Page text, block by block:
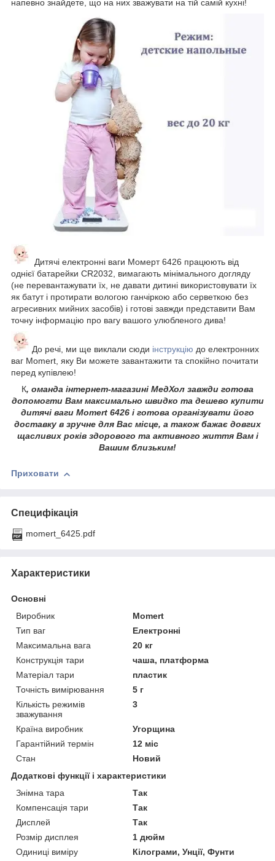
напевно знайдете, що на них зважувати на тій самій кухні!
Дитячі електронні ваги Момерт 6426 працюють від
однієї батарейки CR2032, вимагають мінімального догляду
(не перевантажувати їх, не давати дитині використовувати їх
як батут і протирати вологою ганчіркою або серветкою без
агресивних мийних засобів) і готові завжди представити Вам
точну інформацію про вагу вашого улюбленого дива!
До речі, ми ще виклали сюди інструкцію до електронних
ваг Momert, яку Ви можете завантажити та спокійно почитати
перед купівлею!
К, оманда інтернет-магазині МедХол завжди готова
допомогти Вам максимально швидко та дешево купити
дитячі ваги Momert 6426 і готова організувати його
доставку в зручне для Вас місце, а також бажає довгих
щасливих років здорового та активного життя Вам і
Вашим близьким!
Приховати
Специфікація
momert_6425.pdf
Характеристики
Основні
Виробник
Momert
Тип ваг
Електронні
Максимальна вага
20 кг
Конструкція тари
чаша, платформа
Матеріал тари
пластик
Точність вимірювання
5 г
Кількість режимів
зважування
3
Країна виробник
Угорщина
Гарантійний термін
12 міс
Стан
Новий
Додаткові функції і характеристики
Знімна тара
Так
Компенсація тари
Так
Дисплей
Так
Розмір дисплея
1 дюйм
Одиниці виміру
Кілограми, Унції, Фунти